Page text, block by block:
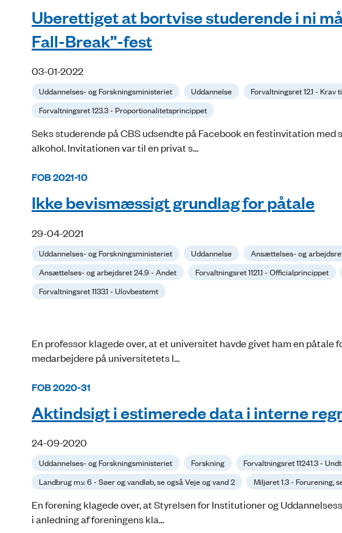
Uberettiget at bortvise studerende i ni
Fall-Break”-fest
03-01-2022
Uddannelses- og Forskningsministeriet Uddannelse Forvaltningsret 12.1 -
Forvaltningsret 123.3 - Proportionalitetsprincippet
Seks studerende på CBS udsendte på Facebook en festinvitation
alkohol. Invitationen var til en privat s...
FOB 2021-10
Ikke bevismæssigt grundlag for påtale
29-04-2021
Uddannelses- og Forskningsministeriet Uddannelse Ansættelses- og
Ansættelses- og arbejdsret 24.9 - Andet
Forvaltningsret 1121.1 - Officialprincippet
Forvaltningsret 1133.1 - Ulovbestemt
En professor klagede over, at et universitet havde givet ham en påtale
medarbejdere på universitetets I...
FOB 2020-31
Aktindsigt i estimerede data i interne
24-09-2020
Uddannelses- og Forskningsministeriet Forskning
Forvaltningsret 11241.3 -
Landbrug m.v. 6 - Søer og vandløb, se også Veje og vand 2
Miljøret 1.3 - Forurening,
En forening klagede over, at Styrelsen for Institutioner og
i anledning af foreningens kla...